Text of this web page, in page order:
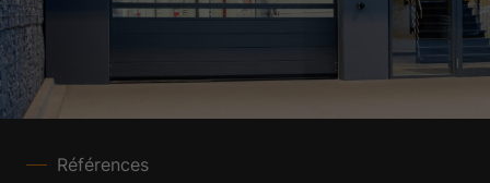
Références